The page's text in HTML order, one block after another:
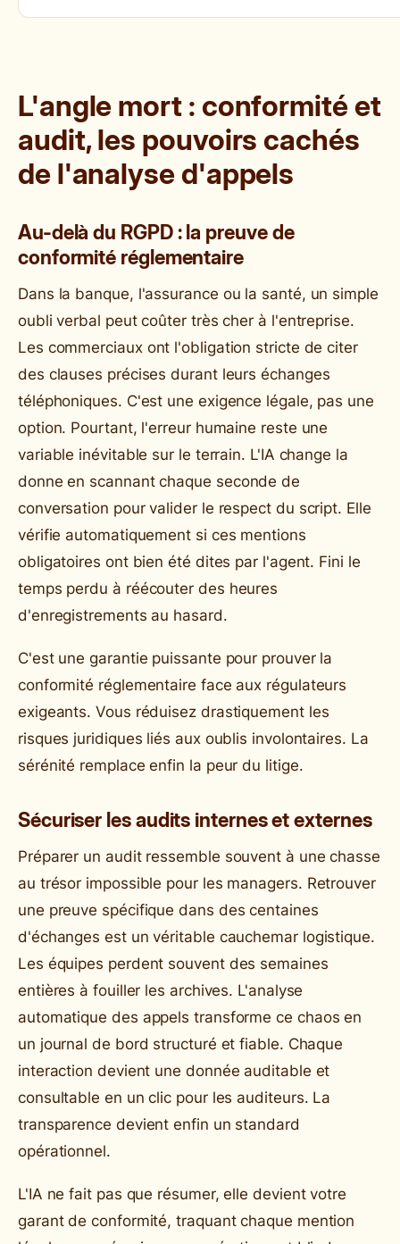
L'angle mort : conformité et
audit, les pouvoirs cachés
de l'analyse d'appels
Au-delà du RGPD : la preuve de
conformité réglementaire
Dans la banque, l'assurance ou la santé, un simple
oubli verbal peut coûter très cher à l'entreprise.
Les commerciaux ont l'obligation stricte de citer
des clauses précises durant leurs échanges
téléphoniques. C'est une exigence légale, pas une
option. Pourtant, l'erreur humaine reste une
variable inévitable sur le terrain. L'IA change la
donne en scannant chaque seconde de
conversation pour valider le respect du script. Elle
vérifie automatiquement si ces mentions
obligatoires ont bien été dites par l'agent. Fini le
temps perdu à réécouter des heures
d'enregistrements au hasard.
C'est une garantie puissante pour prouver la
conformité réglementaire face aux régulateurs
exigeants. Vous réduisez drastiquement les
risques juridiques liés aux oublis involontaires. La
sérénité remplace enfin la peur du litige.
Sécuriser les audits internes et externes
Préparer un audit ressemble souvent à une chasse
au trésor impossible pour les managers. Retrouver
une preuve spécifique dans des centaines
d'échanges est un véritable cauchemar logistique.
Les équipes perdent souvent des semaines
entières à fouiller les archives. L'analyse
automatique des appels transforme ce chaos en
un journal de bord structuré et fiable. Chaque
interaction devient une donnée auditable et
consultable en un clic pour les auditeurs. La
transparence devient enfin un standard
opérationnel.
L'IA ne fait pas que résumer, elle devient votre
garant de conformité, traquant chaque mention